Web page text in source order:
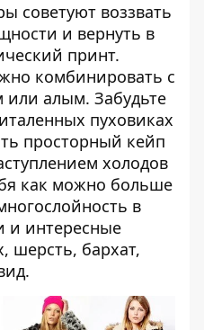
советуют воззвать
и вернуть в
принт.
комбинировать с
алым. Забудьте
пуховиках
просторный кейп
холодов
как можно больше
в
и интересные
шерсть, бархат,